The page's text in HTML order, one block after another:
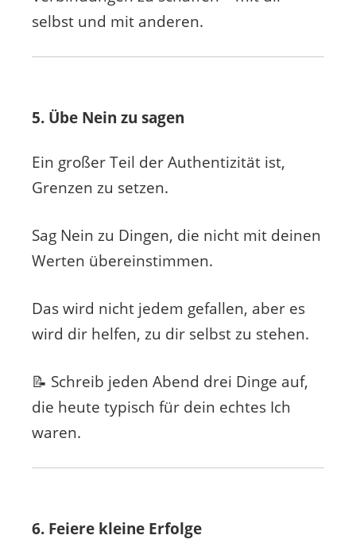
selbst und mit anderen.
5. Übe Nein zu sagen
Ein großer Teil der Authentizität ist,
Grenzen zu setzen.
Sag Nein zu Dingen, die nicht mit deinen
Werten übereinstimmen.
Das wird nicht jedem gefallen, aber es
wird dir helfen, zu dir selbst zu stehen.
📝 Schreib jeden Abend drei Dinge auf,
die heute typisch für dein echtes Ich
waren.
6. Feiere kleine Erfolge